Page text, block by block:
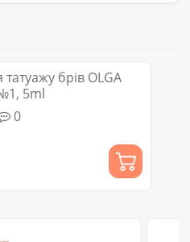
татуажу брів OLGA
5ml
0